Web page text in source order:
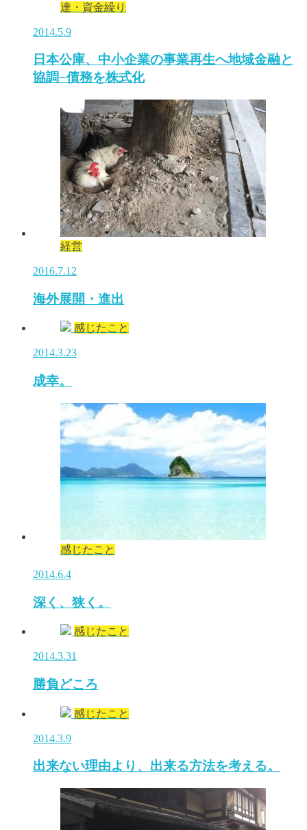
達・資金繰り
2014.5.9
日本公庫、中小企業の事業再生へ地域金融と
協調−債務を株式化
経営
2016.7.12
海外展開・進出
感じたこと
2014.3.23
成幸。
感じたこと
2014.6.4
深く、狭く。
感じたこと
2014.3.31
勝負どころ
感じたこと
2014.3.9
出来ない理由より、出来る方法を考える。